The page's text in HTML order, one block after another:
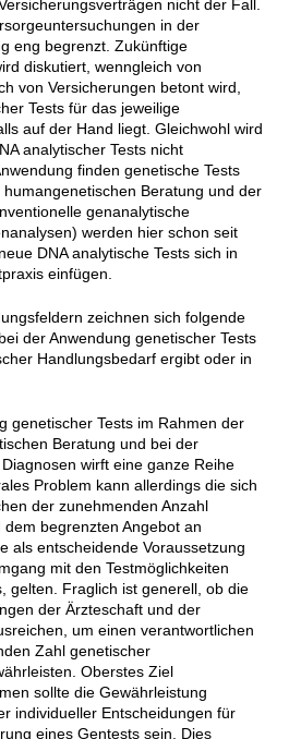
nicht der Fall.
in der
eng begrenzt. Zukünftige
diskutiert, wenngleich von
von Versicherungen betont wird,
Tests für das jeweilige
auf der Hand liegt. Gleichwohl wird
analytischer Tests nicht
finden genetische Tests
Beratung und der
genanalytische
werden hier schon seit
DNA analytische Tests sich in
einfügen.
zeichnen sich folgende
der Anwendung genetischer Tests
Handlungsbedarf ergibt oder in
genetischer Tests im Rahmen der
Beratung und bei der
wirft eine ganze Reihe
Problem kann allerdings die sich
der zunehmenden Anzahl
begrenzten Angebot an
als entscheidende Voraussetzung
mit den Testmöglichkeiten
gelten. Fraglich ist generell, ob die
der Ärzteschaft und der
um einen verantwortlichen
Zahl genetischer
Oberstes Ziel
sollte die Gewährleistung
individueller Entscheidungen für
eines Gentests sein. Dies